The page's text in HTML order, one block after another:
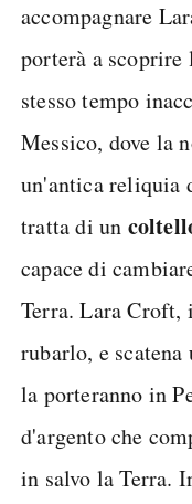
accompagnare
porterà a
stesso tempo
Messico, dove la
un'antica reliquia
tratta di un
capace di
Terra. Lara Croft,
rubarlo, e scatena
la porteranno in
d'argento che
in salvo la Terra.